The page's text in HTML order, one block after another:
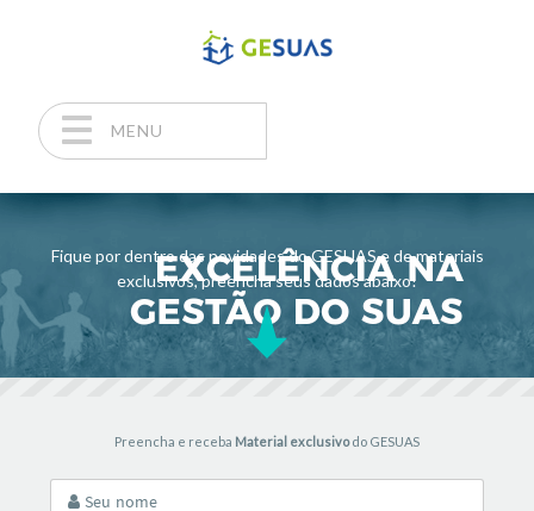
MENU
Fique por dentro das novidades do GESUAS e de materiais
exclusivos, preencha seus dados abaixo!
Preencha e receba Material exclusivodo GESUAS